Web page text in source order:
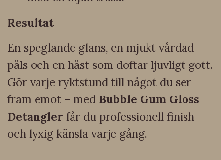
Resultat
En speglande glans, en mjukt vårdad
päls och en häst som doftar ljuvligt gott.
Gör varje ryktstund till något du ser
fram emot – med Bubble Gum Gloss
Detangler får du professionell finish
och lyxig känsla varje gång.